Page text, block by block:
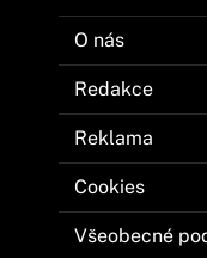
O nás
Redakce
Reklama
Cookies
Všeobecné